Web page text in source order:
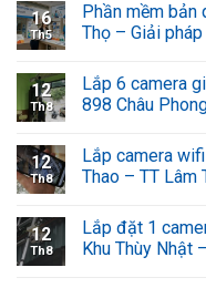
16
Th5
Phần mềm
Thọ – Giải
12
Th8
Lắp 6 camera
898 Châu
12
Th8
Lắp camera
Thao – TT Lâm
12
Th8
Lắp đặt 1
Khu Thùy Nhật